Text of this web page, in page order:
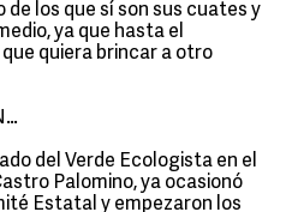
los que sí son sus cuates y
ya que hasta el
quiera brincar a otro
del Verde Ecologista en el
Palomino, ya ocasionó
Estatal y empezaron los